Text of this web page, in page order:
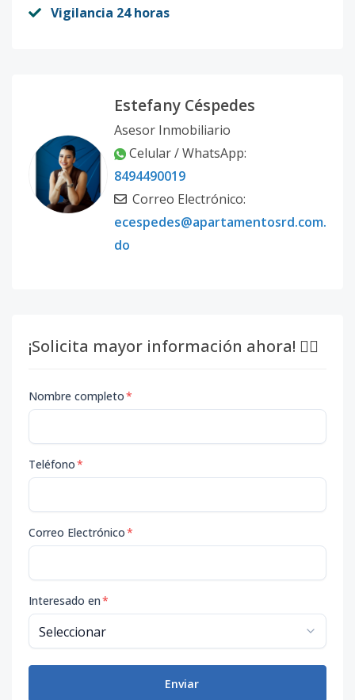
Vigilancia 24 horas
Estefany Céspedes
Asesor Inmobiliario
Celular / WhatsApp:
8494490019
Correo Electrónico:
ecespedes@apartamentosrd.com.
do
¡Solicita mayor información ahora! 👇🏽
Nombre completo*
Teléfono*
Correo Electrónico*
Interesado en*
Enviar